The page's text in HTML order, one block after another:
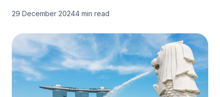
29 December 20244 min read